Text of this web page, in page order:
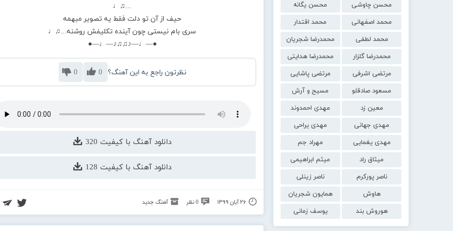
محسن چاوشی
محسن یگانه
محمد اصفهانی
محمد اقتدار
محمد لطفی
محمدرضا شجریان
محمدرضا گلزار
محمدرضا هدایتی
مرتضی اشرفی
مرتضی پاشایی
مسعود صادقلو
مسیح و آرش
معین زد
مهدی احمدوند
مهدی جهانی
مهدی یراحی
مهدی یغمایی
مهراد جم
میثاق راد
میثم ابراهیمی
ناصر پورکرم
ناصر زینلی
هاوش
همایون شجریان
هوروش بند
یوسف زمانی
...♫♩
حیف از آن تو دلت فقط یه تصویر مبهمه
سری بام نیستی چون آینده تکلیفش روشنه...♫♩
●—♩—♪♫♫♪—♩—●
نظرتون راجع به این آهنگ؟ 0
0
دانلود آهنگ با کیفیت 320
دانلود آهنگ با کیفیت 128
۲۶ آبان ۱۳۹۹ 0 نظر آهنگ جدید